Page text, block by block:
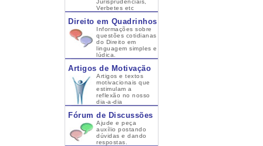
Jurisprudenciais,
Verbetes etc
Direito em Quadrinhos
Informações sobre
questões cotidianas
do Direito em
linguagem simples e
lúdica.
Artigos de Motivação
Artigos e textos
motivacionais que
estimulam a
reflexão no nosso
dia-a-dia
Fórum de Discussões
Ajude e peça
auxílio postando
dúvidas e dando
respostas.